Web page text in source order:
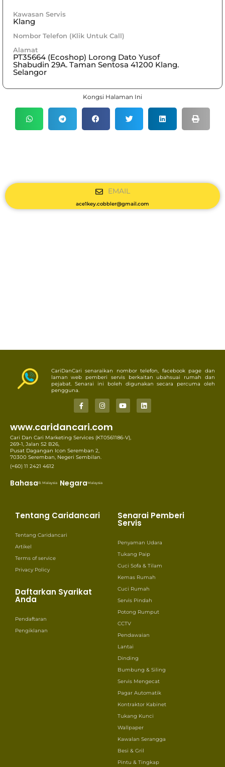
Kawasan Servis
Klang
Nombor Telefon (Klik Untuk Call)
Alamat
PT35664 (Ecoshop) Lorong Dato Yusof
Shabudin 29A. Taman Sentosa 41200 Klang.
Selangor
Kongsi Halaman Ini
EMAIL
ace1key.cobbler@gmail.com
CariDanCari senaraikan nombor telefon, facebook page dan
laman web pemberi servis berkaitan ubahsuai rumah dan
pejabat. Senarai ini boleh digunakan secara percuma oleh
pengguna.
www.caridancari.com
Cari Dan Cari Marketing Services (KT0561186-V),
269-1, Jalan S2 B26,
Pusat Dagangan Icon Seremban 2,
70300 Seremban, Negeri Sembilan.
(+60) 11 2421 4612
BahasaB. Malaysia NegaraMalaysia
Tentang Caridancari
Tentang Caridancari
Artikel
Terms of service
Privacy Policy
Daftarkan Syarikat
Anda
Pendaftaran
Pengiklanan
Senarai Pemberi
Servis
Penyaman Udara
Tukang Paip
Cuci Sofa & Tilam
Kemas Rumah
Cuci Rumah
Servis Pindah
Potong Rumput
CCTV
Pendawaian
Lantai
Dinding
Bumbung & Siling
Servis Mengecat
Pagar Automatik
Kontraktor Kabinet
Tukang Kunci
Wallpaper
Kawalan Serangga
Besi & Gril
Pintu & Tingkap